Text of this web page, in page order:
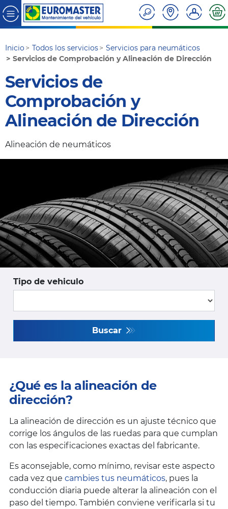
Inicio Todos los servicios
Servicios para neumáticos
Servicios de Comprobación y Alineación de Dirección
Servicios de
Comprobación y
Alineación de Dirección
Alineación de neumáticos
Tipo de vehiculo
Buscar
¿Qué es la alineación de
dirección?
La alineación de dirección es un ajuste técnico que
corrige los ángulos de las ruedas para que cumplan
con las especificaciones exactas del fabricante.
Es aconsejable, como mínimo, revisar este aspecto
cada vez que cambies tus neumáticos, pues la
conducción diaria puede alterar la alineación con el
paso del tiempo. También conviene verificarla si tu